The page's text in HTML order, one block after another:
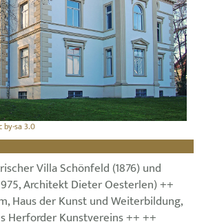
by-sa 3.0
Villa Schönfeld (1876) und
Architekt Dieter Oesterlen) ++
Haus der Kunst und Weiterbildung,
Herforder Kunstvereins ++ ++